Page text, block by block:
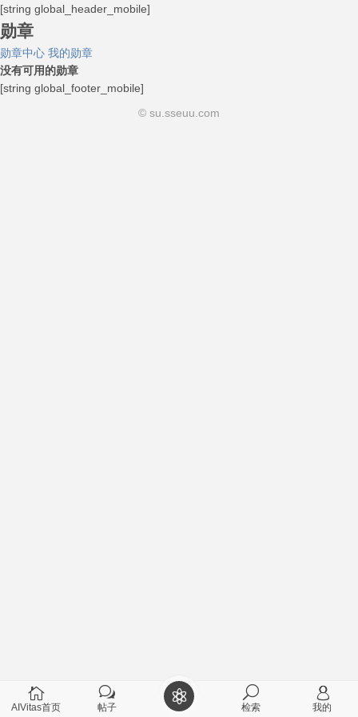
[string global_header_mobile]
勋章
勋章中心 我的勋章
没有可用的勋章
[string global_footer_mobile]
© su.sseuu.com
AIVitas首页 帖子 检索 我的